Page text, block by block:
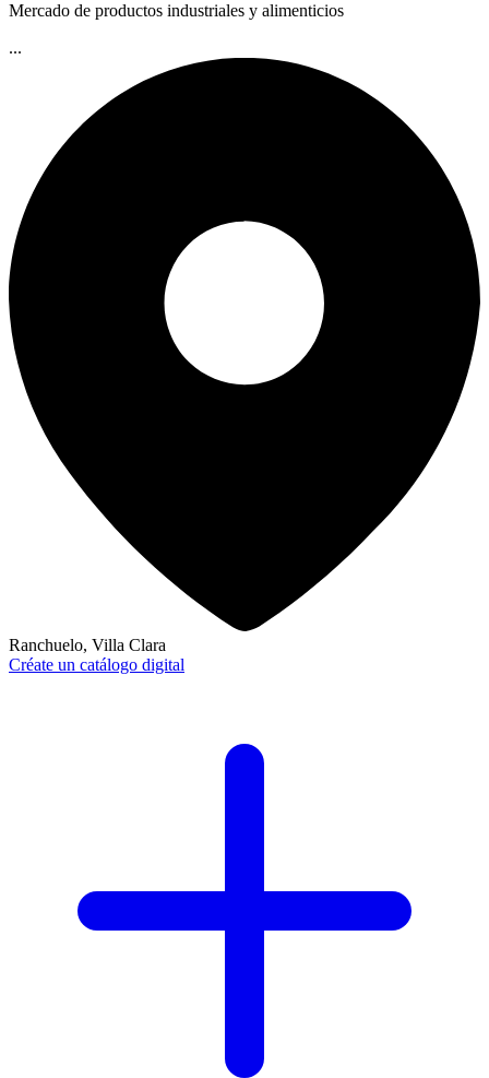
Mercado de productos industriales y alimenticios
...
Ranchuelo, Villa Clara
Créate un catálogo digital